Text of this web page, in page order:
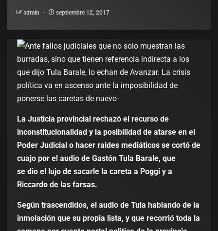
admin septiembre 12, 2017
La Justicia provincial rechazó el recurso de
inconstitucionalidad y la posibilidad de atarse en el
Poder Judicial o hacer raides mediáticos se cortó de
cuajo por el audio de Gastón Tula Barale, que
se dio el lujo de sacarle la careta a Poggi y a
Riccardo de las farsas.
Según trascendidos, el audio de Tula hablando de la
inmolación que su propia lista, y que recorrió toda la